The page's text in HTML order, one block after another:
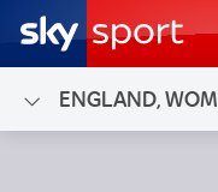
ENGLAND,